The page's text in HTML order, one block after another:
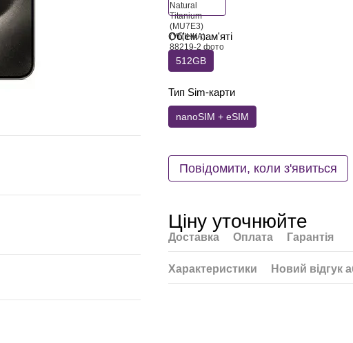
Об'єм пам'яті
512GB
Тип Sim-карти
nanoSIM + eSIM
Повідомити, коли з'явиться
Ціну уточнюйте
Доставка Оплата Гарантія
Характеристики Новий відгук